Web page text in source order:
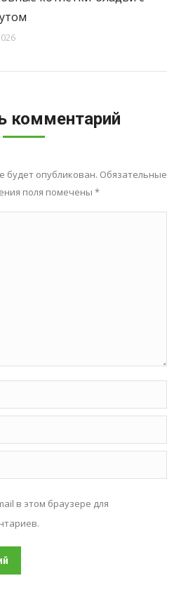
комментарий
будет опубликован. Обязательные
поля помечены *
в этом браузере для